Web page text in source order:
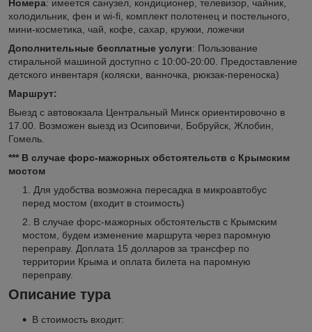
Номера: имеется санузел, кондиционер, телевизор, чайник,
холодильник, фен и wi-fi, комплект полотенец и постельного,
мини-косметика, чай, кофе, сахар, кружки, ложечки
Дополнительные бесплатные услуги: Пользование
стиральной машиной доступно с 10:00-20:00. Предоставление
детского инвентаря (коляски, ванночка, рюкзак-переноска)
Маршрут:
Выезд с автовокзала Центральный Минск ориентировочно в
17.00. Возможен выезд из Осиповичи, Бобруйск, Жлобин,
Гомель.
*** В случае форс-мажорных обстоятельств с Крымским
мостом
Для удобства возможна пересадка в микроавтобус
перед мостом (входит в стоимость)
В случае форс-мажорных обстоятельств с Крымским
мостом, будем изменение маршрута через паромную
переправу. Доплата 15 долларов за трансфер по
территории Крыма и оплата билета на паромную
переправу.
Описание тура
В стоимость входит: